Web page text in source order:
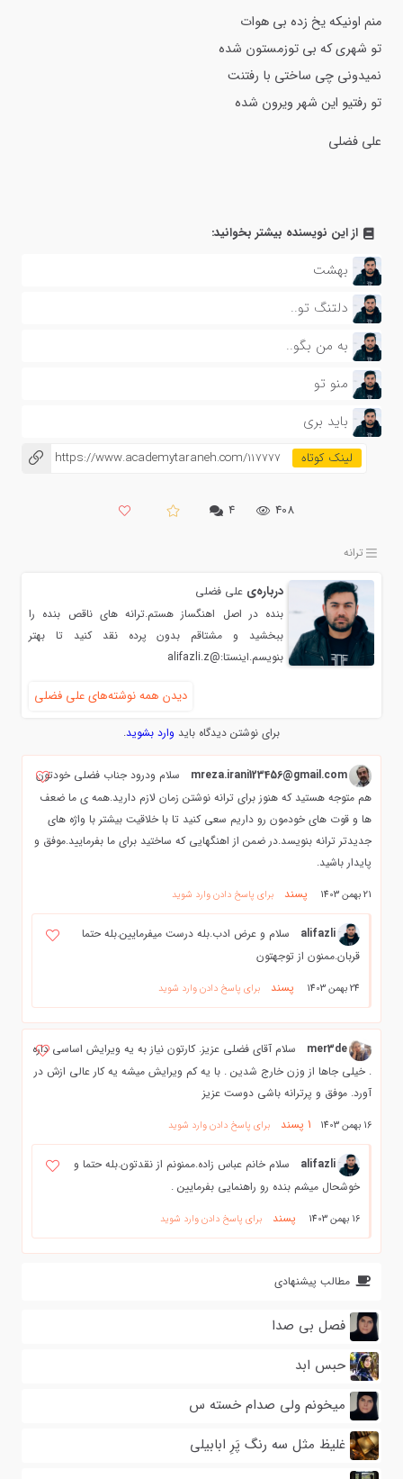
منم اونیکه یخ زده بی هوات
تو شهری که بی توزمستون شده
نمیدونی چی ساختی با رفتنت
تو رفتیو این شهر ویرون شده
علی فضلی
از این نویسنده بیشتر بخوانید:
بهشت
دلتنگ تو..
به من بگو..
منو تو
باید بری
https://www.academytaraneh.com/117777
408 ۴
ترانه
درباره‌ی علی فضلی
بنده در اصل اهنگساز هستم.ترانه های ناقص بنده را
ببخشید و مشتاقم بدون پرده نقد کنید تا بهتر
بنویسم.اینستا:@alifazli.z
دیدن همه نوشته‌های علی فضلی
برای نوشتن دیدگاه باید وارد بشوید.
mreza.irani123456@gmail.com
سلام ودرود جناب فضلی خودتون
هم متوجه هستید که هنوز برای ترانه نوشتن زمان لازم دارید.همه ی ما ضعف
ها و قوت های خودمون رو داریم سعی کنید تا با خلاقیت بیشتر با واژه های
جدیدتر ترانه بنویسد.در ضمن از اهنگهایی که ساختید برای ما بفرمایید.موفق و
پایدار باشید.
21 بهمن 1403 پسند برای پاسخ دادن وارد شوید
alifazli
سلام و عرض ادب.بله درست میفرمایین.بله حتما
قربان.ممنون از توجهتون
24 بهمن 1403 پسند برای پاسخ دادن وارد شوید
mer3de
سلام آقای فضلی عزیز. کارتون نیاز به یه ویرایش اساسی داره
. خیلی جاها از وزن خارج شدین . با یه کم ویرایش میشه یه کار عالی ازش در
آورد. موفق و پرترانه باشی دوست عزیز
16 بهمن 1403 پسند برای پاسخ دادن وارد شوید
alifazli
سلام خانم عباس زاده.ممنونم از نقدتون.بله حتما و
خوشحال میشم بنده رو راهنمایی بفرمایین .
16 بهمن 1403 پسند برای پاسخ دادن وارد شوید
مطالب پیشنهادی
فصل بی صدا
حبس ابد
میخونم ولی صدام خسته س
غلیظ مثل سه رنگ پَرِ ابابیلی